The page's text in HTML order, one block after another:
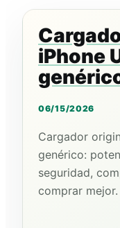
iPhone
06/15/2026
Cargador
genérico:
seguridad,
comprar mejor.